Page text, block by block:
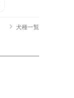
犬種一覧